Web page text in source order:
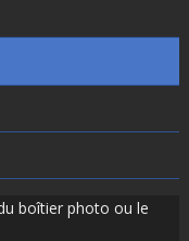
boîtier photo ou le